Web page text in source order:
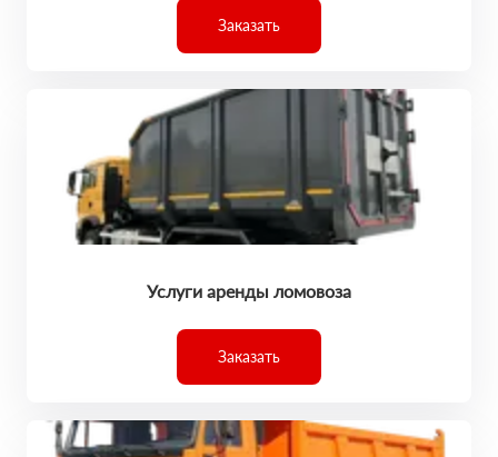
Заказать
Услуги аренды ломовоза
Заказать